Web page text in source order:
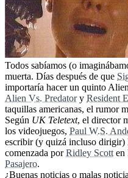
Todos sabíamos (o
muerta. Días después de que
importaría hacer un quinto
Alien Vs. Predatory Resident
taquillas americanas, el rumor
Según UK Teletext, el director
los videojuegos, Paul W.S.
escribir (y quizá incluso dirigir)
comenzada porRidley Scott en
Pasajero.
¿Buenas noticias o malas